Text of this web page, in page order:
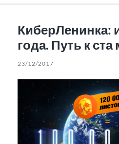
КиберЛенинка:
года. Путь к
23/12/2017